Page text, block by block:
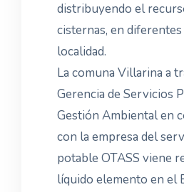
distribuyendo el
cisternas, en diferentes
localidad.
La comuna Villarina a
Gerencia de Servicios
Gestión Ambiental en
con la empresa del
potable OTASS viene
líquido elemento en el